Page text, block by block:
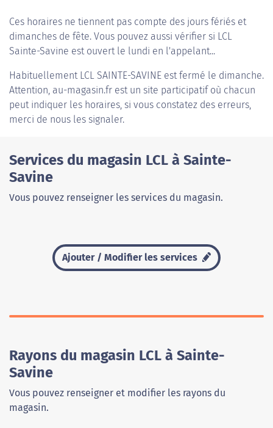
Ces horaires ne tiennent pas compte des jours fériés et
dimanches de fête. Vous pouvez aussi vérifier si LCL
Sainte-Savine est ouvert le lundi en l'appelant...
Habituellement LCL SAINTE-SAVINE est fermé le dimanche.
Attention, au-magasin.fr est un site participatif où chacun
peut indiquer les horaires, si vous constatez des erreurs,
merci de nous les signaler.
Services du magasin LCL à Sainte-
Savine
Vous pouvez renseigner les services du magasin.
Ajouter / Modifier les services
Rayons du magasin LCL à Sainte-
Savine
Vous pouvez renseigner et modifier les rayons du
magasin.